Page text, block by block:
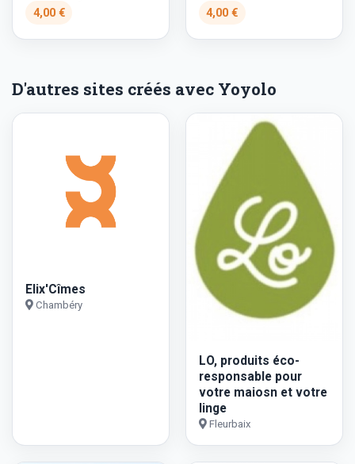
4,00 € 4,00 €
D'autres sites créés avec Yoyolo
Elix'Cîmes
Chambéry
LO, produits éco-
responsable pour
votre maiosn et votre
linge
Fleurbaix